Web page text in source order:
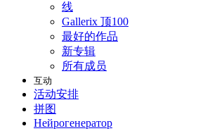
线
Gallerix 顶100
最好的作品
新专辑
所有成员
互动
活动安排
拼图
Нейрогенератор